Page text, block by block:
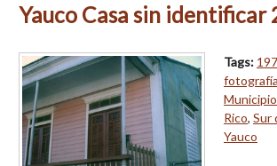
Yauco Casa sin identificar
Tags:
Rico, Sur
Yauco